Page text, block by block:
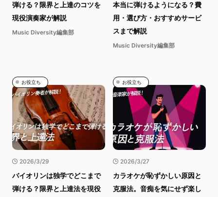
弾ける？限界と上達のコツを
現役演奏家が解説
Music Diversity編集部
本当に弾けるようになる？費
用・選び方・おすすめサービ
スまで解説
Music Diversity編集部
お役立ち
2026/3/29
バイオリンは独学でどこまで
弾ける？限界と上達法を現役
お役立ち
2026/3/27
カラオケが恥ずかしい原因と
克服法。音痴を気にせず楽し